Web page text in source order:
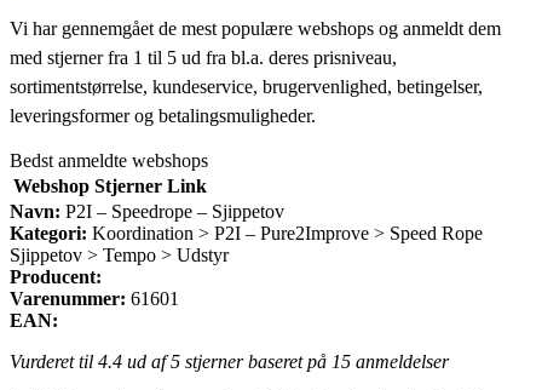
Vi har gennemgået de mest populære webshops og anmeldt dem
med stjerner fra 1 til 5 ud fra bl.a. deres prisniveau,
sortimentstørrelse, kundeservice, brugervenlighed, betingelser,
leveringsformer og betalingsmuligheder.
Bedst anmeldte webshops
Webshop Stjerner Link
Navn: P2I – Speedrope – Sjippetov
Kategori: Koordination > P2I – Pure2Improve > Speed Rope
Sjippetov > Tempo > Udstyr
Producent:
Varenummer: 61601
EAN:
Vurderet til 4.4 ud af 5 stjerner baseret på 15 anmeldelser